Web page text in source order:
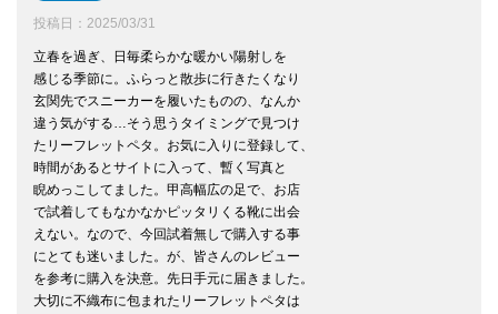
投稿日 2025/03/31
立春を過ぎ、日毎柔らかな暖かい陽射しを
感じる季節に。ふらっと散歩に行きたくなり
玄関先でスニーカーを履いたものの、なんか
違う気がする…そう思うタイミングで見つけ
たリーフレットペタ。お気に入りに登録して、
時間があるとサイトに入って、暫く写真と
睨めっこしてました。甲高幅広の足で、お店
で試着してもなかなかピッタリくる靴に出会
えない。なので、今回試着無しで購入する事
にとても迷いました。が、皆さんのレビュー
を参考に購入を決意。先日手元に届きました。
大切に不織布に包まれたリーフレットペタは